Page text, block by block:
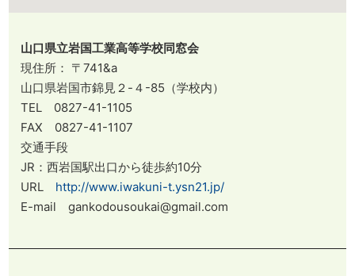
山口県立岩国工業高等学校同窓会
現住所： 〒741&a
山口県岩国市錦見２-４-85（学校内）
TEL 0827-41-1105
FAX 0827-41-1107
交通手段
JR：西岩国駅出口から徒歩約10分
URL http://www.iwakuni-t.ysn21.jp/
E-mail gankodousoukai@gmail.com